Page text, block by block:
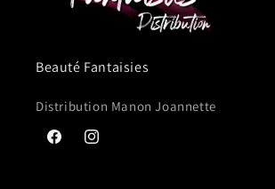
Beauté Fantaisies
Distribution Manon Joannette
FacebookInstagram